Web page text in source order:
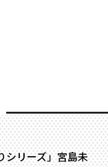
シリーズ」宮島未